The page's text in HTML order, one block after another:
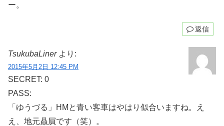
ー。
返信
TsukubaLiner より:
2015年5月2日 12:45 PM
SECRET: 0
PASS:
「ゆうづる」HMと青い客車はやはり似合いますね。え
え、地元贔屓です（笑）。